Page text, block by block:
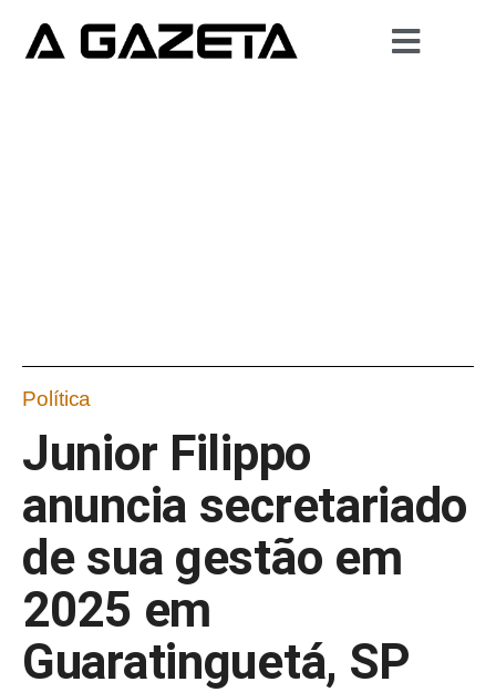
Política
Junior Filippo
anuncia secretariado
de sua gestão em
2025 em
Guaratinguetá, SP